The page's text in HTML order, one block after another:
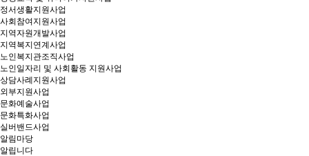
정서생활지원사업
사회참여지원사업
지역자원개발사업
지역복지연계사업
노인복지관조직사업
노인일자리 및 사회활동 지원사업
상담사례지원사업
외부지원사업
문화예술사업
문화특화사업
실버밴드사업
알림마당
알립니다